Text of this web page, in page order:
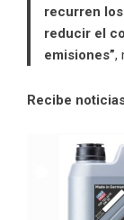
recurren
reducir el
emisiones”,
Recibe